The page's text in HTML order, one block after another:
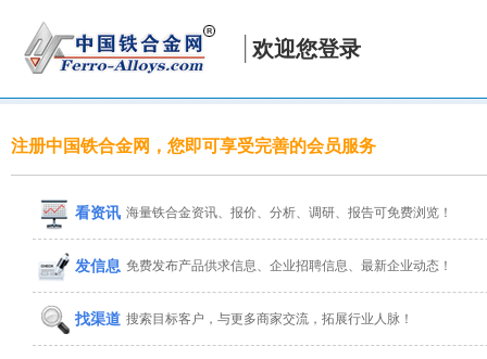
欢迎您登录
注册中国铁合金网，您即可享受完善的会员服务
看资讯 海量铁合金资讯、报价、分析、调研、报告可免费浏览！
发信息 免费发布产品供求信息、企业招聘信息、最新企业动态！
找渠道 搜索目标客户，与更多商家交流，拓展行业人脉！